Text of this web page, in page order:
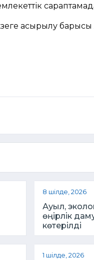
асырылу барысы
8 шілде, 2026
Ауыл,
өңірлік
көтерілді
1 шілде, 2026